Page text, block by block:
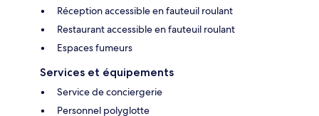
Réception accessible en fauteuil roulant
Restaurant accessible en fauteuil roulant
Espaces fumeurs
Services et équipements
Service de conciergerie
Personnel polyglotte